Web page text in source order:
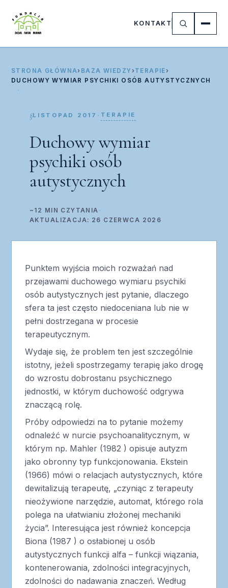
KONTAKT
STRONA GŁÓWNA› BAZA WIEDZY› TERAPIE›
DUCHOWY WYMIAR PSYCHIKI OSÓB AUTYSTYCZNYCH
LISTOPAD 2017 · TERAPIE
Duchowy wymiar
psychiki osób
autystycznych
~12 MIN CZYTANIA ·
AKTUALIZACJA: 26 CZERWCA 2026
Punktem wyjścia moich rozważań nad
przejawami duchowego wymiaru psychiki
osób autystycznych jest pytanie, dlaczego
sfera ta jest często niedoceniana lub nie w
pełni dostrzegana w procesie
terapeutycznym.
Wydaje się, że problem ten jest szczególnie
istotny, jeżeli spostrzegamy terapię jako drogę
do wzrostu dobrostanu psychicznego
jednostki, w którym duchowość odgrywa
znaczącą rolę.
Próby odpowiedzi na to pytanie możemy
odnaleźć w nurcie psychoanalitycznym, w
którym np. Mahler (1982 ) opisuje autyzm
jako obronny typ funkcjonowania. Ekstein
(1966) mówi o relacjach autystycznych, które
dewitalizują terapeutę, „czyniąc z terapeuty
nieożywione narzędzie, automat, którego rola
polega na ułatwianiu złożonej mechaniki
życia”. Interesująca jest również koncepcja
Biona (1987 ) o osłabionej u osób
autystycznych funkcji alfa – funkcji wiązania,
kontenerowania, zdolności integracyjnych,
zdolności do nadawania znaczeń. Według